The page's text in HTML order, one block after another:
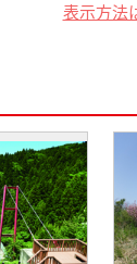
表示方法